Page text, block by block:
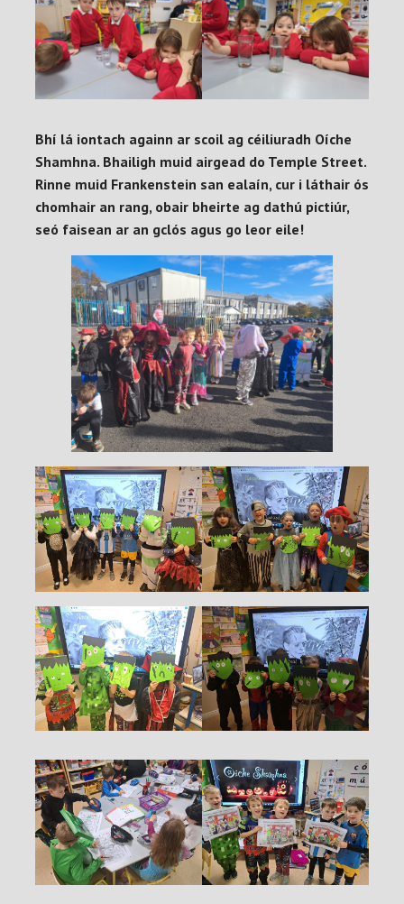
Bhí lá iontach againn ar scoil ag céiliuradh Oíche
Shamhna. Bhailigh muid airgead do Temple Street.
Rinne muid Frankenstein san ealaín, cur i láthair ós
chomhair an rang, obair bheirte ag dathú pictiúr,
seó faisean ar an gclós agus go leor eile!